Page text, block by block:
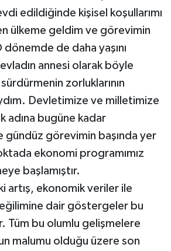
edildiğinde kişisel koşullarımı
ülkeme geldim ve görevimin
de daha yaşını
annesi olarak böyle
zorluklarının
Devletimize ve milletimize
adına bugüne kadar
gündüz görevimin başında yer
ekonomi programımız
başlamıştır.
artış, ekonomik veriler ile
dair göstergeler bu
Tüm bu olumlu gelişmelere
malumu olduğu üzere son